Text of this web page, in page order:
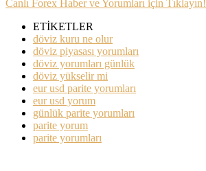
Canlı Forex Haber ve Yorumları için Tıklayın!
ETİKETLER
döviz kuru ne olur
döviz piyasası yorumları
döviz yorumları günlük
döviz yükselir mi
eur usd parite yorumları
eur usd yorum
günlük parite yorumları
parite yorum
parite yorumları